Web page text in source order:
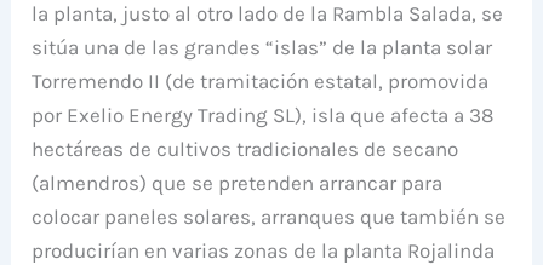
la planta, justo al otro lado de la Rambla Salada, se
sitúa una de las grandes “islas” de la planta solar
Torremendo II (de tramitación estatal, promovida
por Exelio Energy Trading SL), isla que afecta a 38
hectáreas de cultivos tradicionales de secano
(almendros) que se pretenden arrancar para
colocar paneles solares, arranques que también se
producirían en varias zonas de la planta Rojalinda